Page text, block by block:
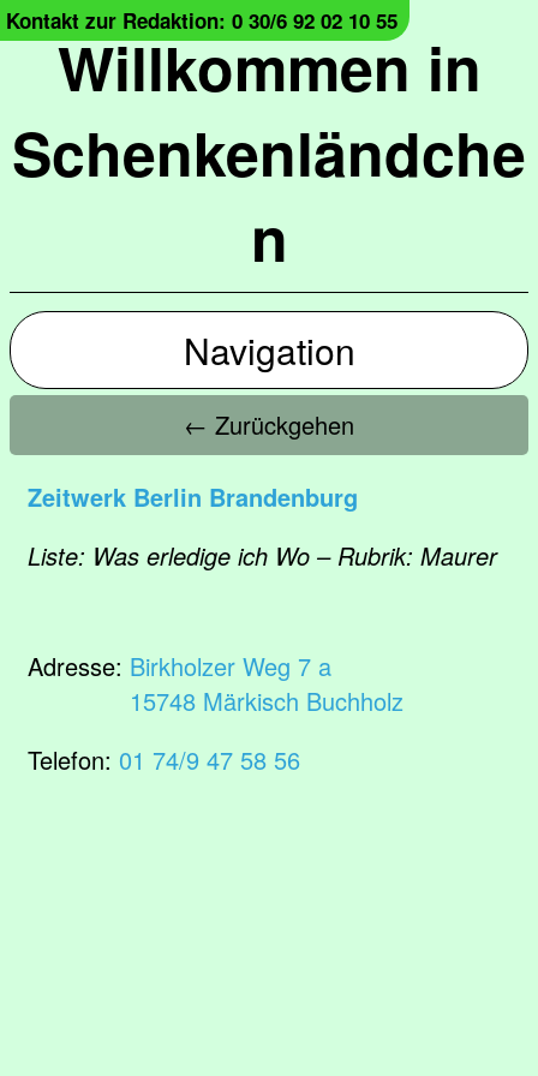
Willkommen in
Schenkenländche
n
Kontakt zur Redaktion: 0 30/6 92 02 10 55
Navigation
← Zurückgehen
Zeitwerk Berlin Brandenburg
Liste: Was erledige ich Wo – Rubrik: Maurer
Adresse: Birkholzer Weg 7 a
15748 Märkisch Buchholz
Telefon: 01 74/9 47 58 56